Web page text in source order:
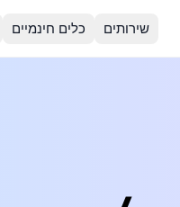
שירותים כלים חינמיים